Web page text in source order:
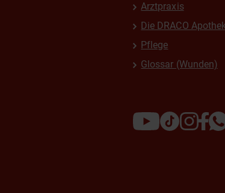
Arztpraxis
Die DRACO
Pflege
Glossar (Wunden)